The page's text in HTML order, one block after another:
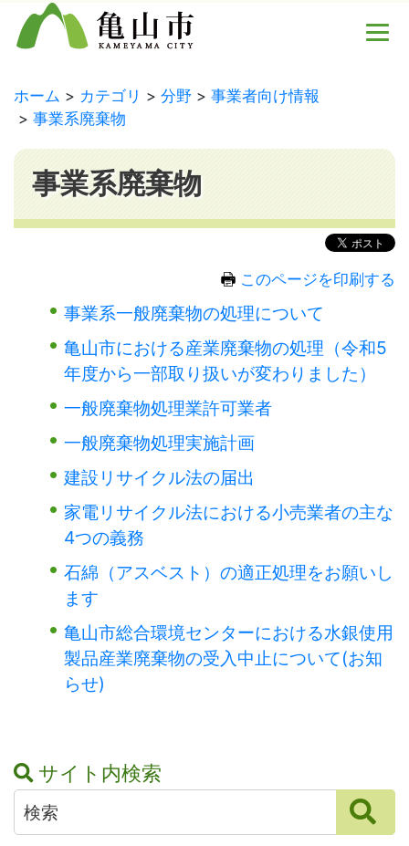
ホーム カテゴリ 分野
事業者向け情報
事業系廃棄物
事業系廃棄物
このページを印刷する
事業系一般廃棄物の処理について
亀山市における産業廃棄物の処理（令和5
年度から一部取り扱いが変わりました）
一般廃棄物処理業許可業者
一般廃棄物処理実施計画
建設リサイクル法の届出
家電リサイクル法における小売業者の主な
4つの義務
石綿（アスベスト）の適正処理をお願いし
ます
亀山市総合環境センターにおける水銀使用
製品産業廃棄物の受入中止について(お知
らせ)
サイト内検索